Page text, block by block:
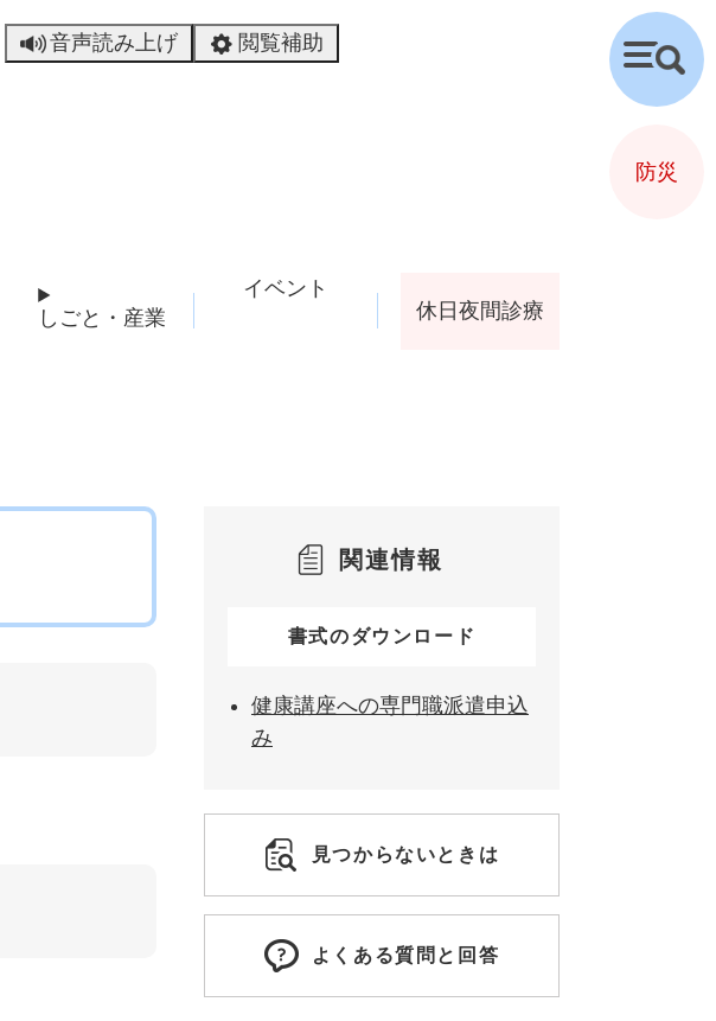
音声読み上げ 閲覧補助
しごと・産業
イベント
休日夜間診療
関連情報
書式のダウンロード
健康講座への専門職派遣申込
み
見つからないときは
よくある質問と回答
検
索
防災